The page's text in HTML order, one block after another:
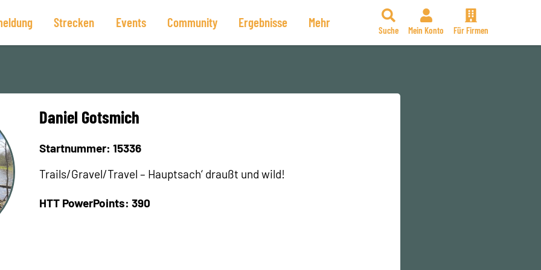
Strecken Events Community Ergebnisse Mehr
Suche Mein Konto Für Firmen
Daniel Gotsmich
Startnummer: 15336
Trails/Gravel/Travel – Hauptsach‘ draußt und wild!
HTT PowerPoints: 390